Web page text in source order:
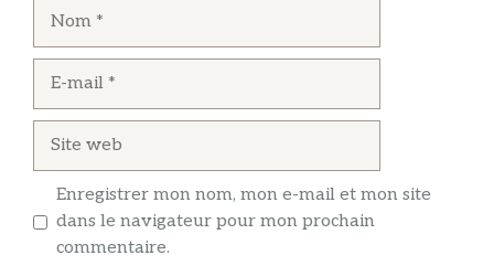
Enregistrer mon nom, mon e-mail et mon site
dans le navigateur pour mon prochain
commentaire.